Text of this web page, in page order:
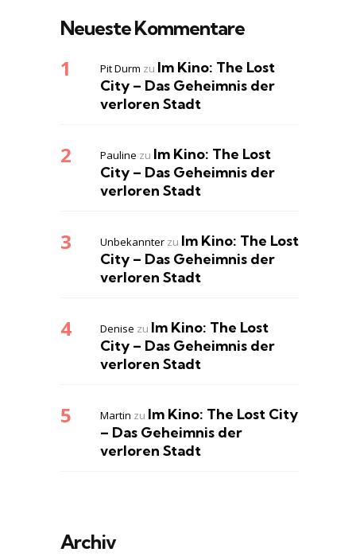
Neueste Kommentare
Pit Durm zu Im Kino: The Lost
City – Das Geheimnis der
verloren Stadt
Pauline zu Im Kino: The Lost
City – Das Geheimnis der
verloren Stadt
Unbekannter zu Im Kino: The Lost
City – Das Geheimnis der
verloren Stadt
Denise zu Im Kino: The Lost
City – Das Geheimnis der
verloren Stadt
Martin zu Im Kino: The Lost City
– Das Geheimnis der
verloren Stadt
Archiv